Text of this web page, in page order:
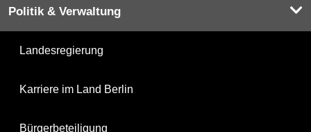
Politik & Verwaltung
Landesregierung
Karriere im Land Berlin
Bürgerbeteiligung